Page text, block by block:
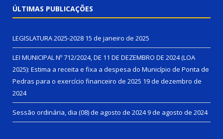
ÚLTIMAS PUBLICAÇÕES
LEGISLATURA 2025-2028 15 de janeiro de 2025
LEI MUNICIPAL Nº 712/2024, DE 11 DE DEZEMBRO DE 2024 (LOA
2025): Estima a receita e fixa a despesa do Município de Ponta de
Pedras para o exercício financeiro de 2025 19 de dezembro de
2024
Sessão ordinária, dia (08) de agosto de 20249 de agosto de 2024